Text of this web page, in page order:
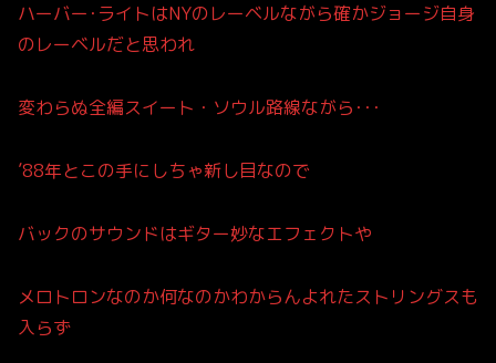
ハーバー･ライトはNYのレーベルながら確かジョージ自身
のレーベルだと思われ
変わらぬ全編スイート・ソウル路線ながら･･･
’88年とこの手にしちゃ新し目なので
バックのサウンドはギター妙なエフェクトや
メロトロンなのか何なのかわからんよれたストリングスも
入らず